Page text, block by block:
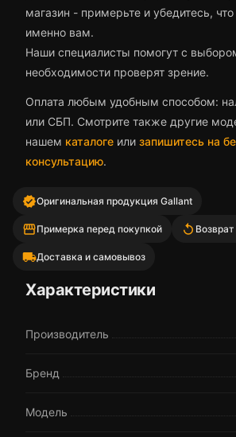
магазин - примерьте и убедитесь, что
именно вам.
Наши специалисты помогут с
необходимости проверят зрение.
Оплата любым удобным способом:
или СБП. Смотрите также другие
нашем каталоге или запишитесь на
консультацию.
verifiedОригинальная продукция Gallant
storefrontПримерка перед покупкой replay
local_shippingДоставка и самовывоз
Характеристики
Производитель
Бренд
Модель